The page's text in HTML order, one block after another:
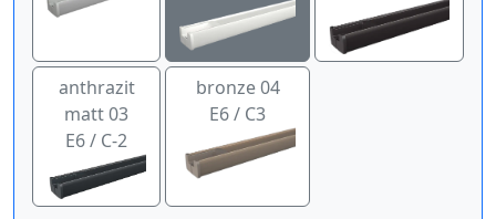
anthrazit
matt 03
E6 / C-2
bronze 04
E6 / C3